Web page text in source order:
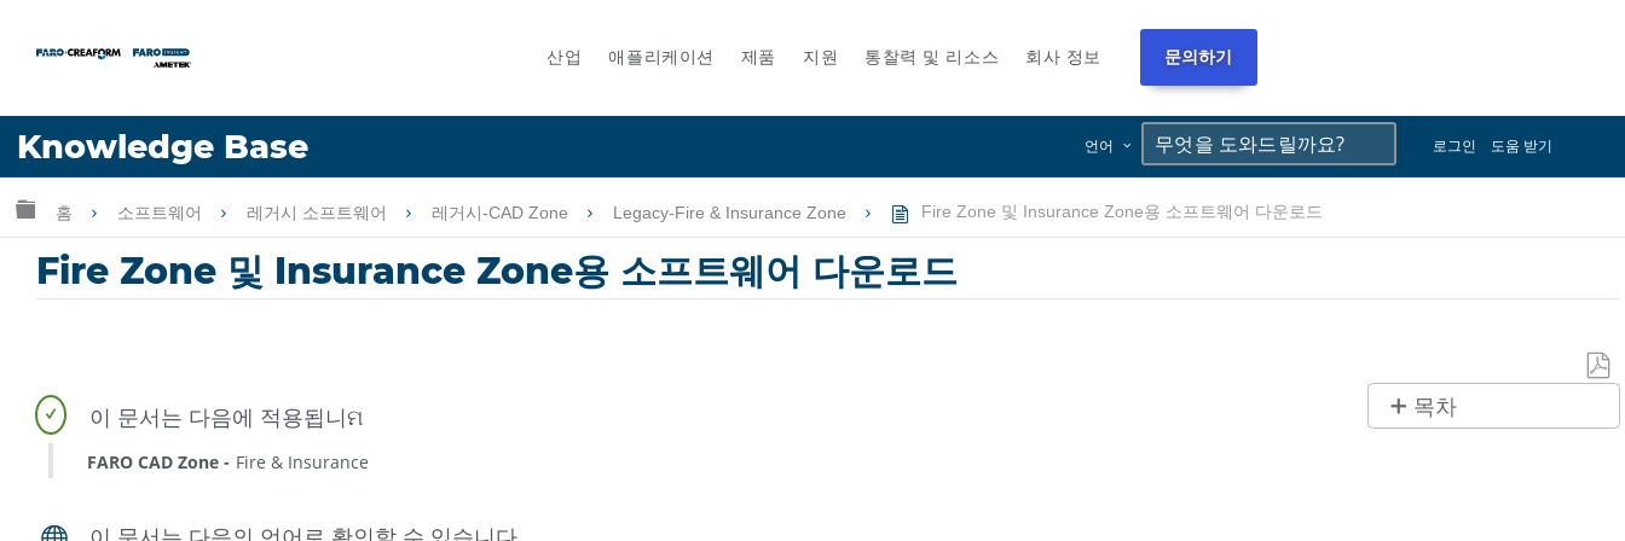
산업 애플리케이션 제품 지원 통찰력 및 리소스 회사 정보 문의하기
Knowledge Base 언어 로그인 도움 받기
언어
글로벌 계층 확장/축소
홈 소프트웨어 레거시 소프트웨어 레거시-CAD Zone Legacy-Fire & Insurance Zone Fire Zone 및 Insurance Zone용 소프트웨어 다운로드
Fire Zone 및 Insurance Zone용 소프트웨어 다운로드
로
목차
FARO CAD Zone Fire & Insurance